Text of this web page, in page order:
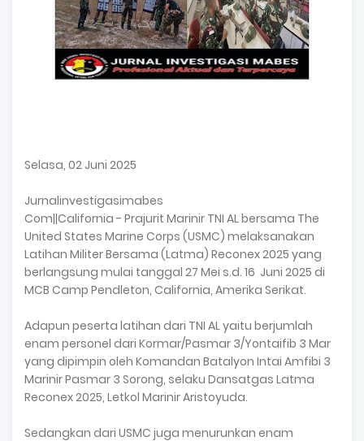
Selasa, 02 Juni 2025
Jurnalinvestigasimabes
Com||California - Prajurit Marinir TNI AL bersama The
United States Marine Corps (USMC) melaksanakan
Latihan Militer Bersama (Latma) Reconex 2025 yang
berlangsung mulai tanggal 27 Mei s.d. 16 Juni 2025 di
MCB Camp Pendleton, California, Amerika Serikat.
Adapun peserta latihan dari TNI AL yaitu berjumlah
enam personel dari Kormar/Pasmar 3/Yontaifib 3 Mar
yang dipimpin oleh Komandan Batalyon Intai Amfibi 3
Marinir Pasmar 3 Sorong, selaku Dansatgas Latma
Reconex 2025, Letkol Marinir Aristoyuda.
Sedangkan dari USMC juga menurunkan enam